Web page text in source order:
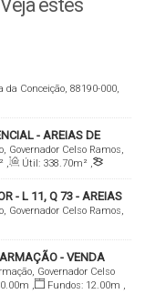
estes
da Conceição, 88190-000,
Catarina, Brasil
- AREIAS DE
Governador Celso Ramos,
, Útil: 338.70m² ,
, Frente: 113.80m ,
297 .40 m
- L 11, Q 73 - AREIAS
Governador Celso Ramos,
- VENDA
Governador Celso
.00m , Fundos: 12.00m ,